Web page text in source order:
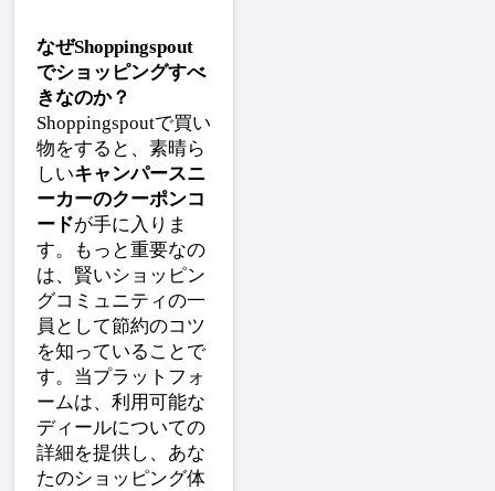
なぜShoppingspout
でショッピングすべ
きなのか？
Shoppingspoutで買い
物をすると、素晴ら
しいキャンパースニ
ーカーのクーポンコ
ードが手に入りま
す。もっと重要なの
は、賢いショッピン
グコミュニティの一
員として節約のコツ
を知っていることで
す。当プラットフォ
ームは、利用可能な
ディールについての
詳細を提供し、あな
たのショッピング体